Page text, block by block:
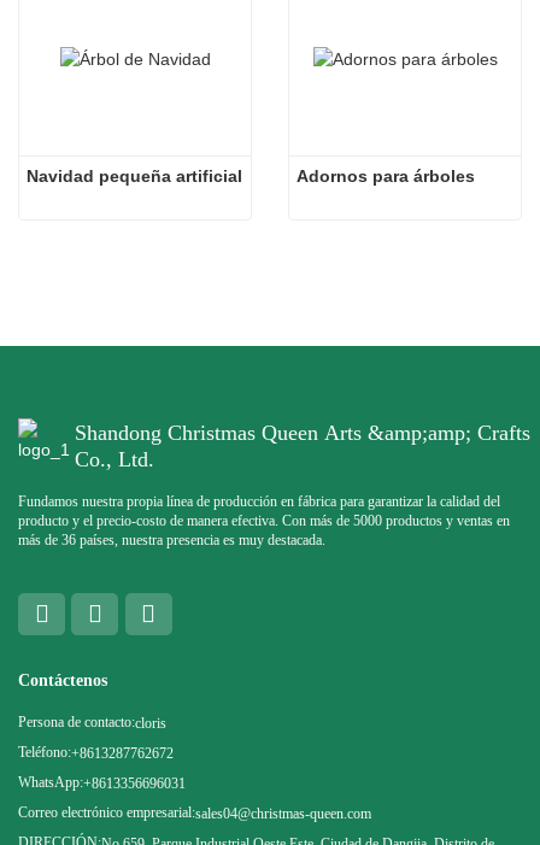
Navidad pequeña artificial Adornos para árboles
Shandong Christmas Queen Arts &amp;amp; Crafts
Co., Ltd.
Fundamos nuestra propia línea de producción en fábrica para garantizar la calidad del
producto y el precio-costo de manera efectiva. Con más de 5000 productos y ventas en
más de 36 países, nuestra presencia es muy destacada.
Contáctenos
Persona de contacto:cloris
Teléfono:+8613287762672
WhatsApp:+8613356696031
Correo electrónico empresarial:sales04@christmas-queen.com